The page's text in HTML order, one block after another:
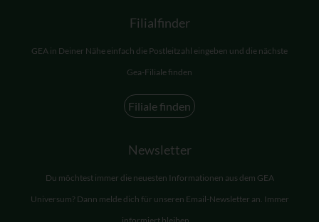
Filialfinder
GEA in Deiner Nähe einfach die Postleitzahl eingeben und die nächste
Gea-Filiale finden
Filiale finden
Newsletter
Du möchtest immer die neuesten Informationen aus dem GEA
Universum? Dann melde dich für unseren Email-Newsletter an. Immer